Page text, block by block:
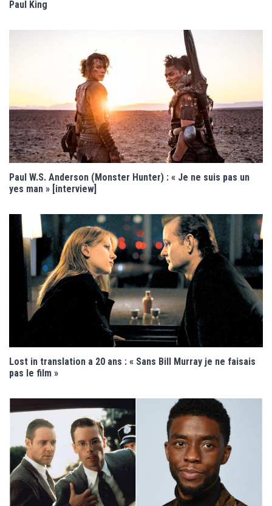
Paul King
Paul W.S. Anderson (Monster Hunter) : « Je ne suis pas un
yes man » [interview]
Lost in translation a 20 ans : « Sans Bill Murray je ne faisais
pas le film »